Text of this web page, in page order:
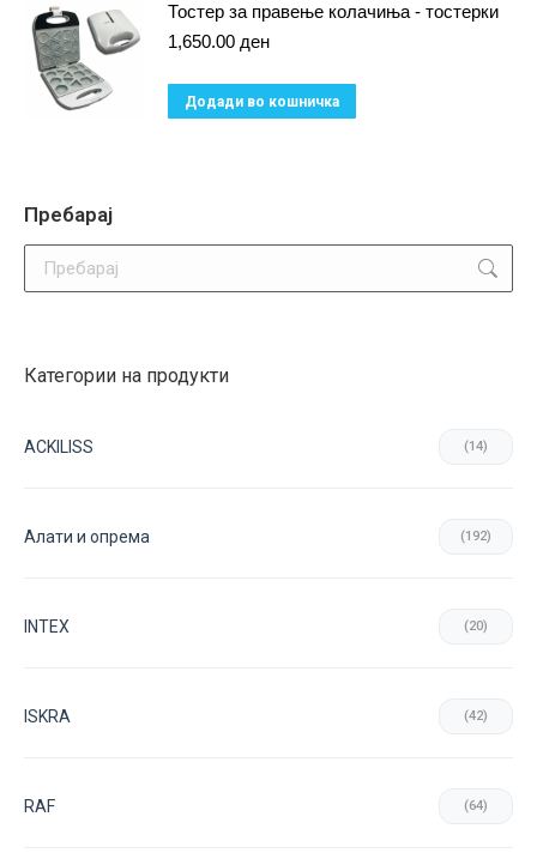
has
The
chosen
Тостер за правење колачиња - тостерки
1,650.00 ден
Додади во кошничка
Пребарај
Категории на продукти
ACKILISS (14)
Aлати и опрема (192)
INTEX (20)
ISKRA (42)
RAF (64)